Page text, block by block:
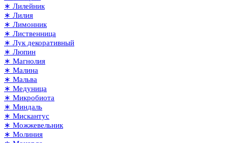
∗ Лилейник
∗ Лилия
∗ Лимонник
∗ Лиственница
∗ Лук декоративный
∗ Люпин
∗ Магнолия
∗ Малина
∗ Мальва
∗ Медуница
∗ Микробиота
∗ Миндаль
∗ Мискантус
∗ Можжевельник
∗ Молиния